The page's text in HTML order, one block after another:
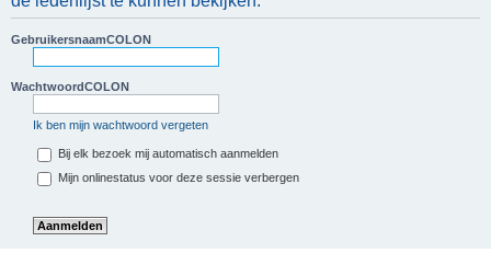
n
GebruikersnaamCOLON
WachtwoordCOLON
Ik ben mijn wachtwoord vergeten
Bij elk bezoek mij automatisch aanmelden
Mijn onlinestatus voor deze sessie verbergen